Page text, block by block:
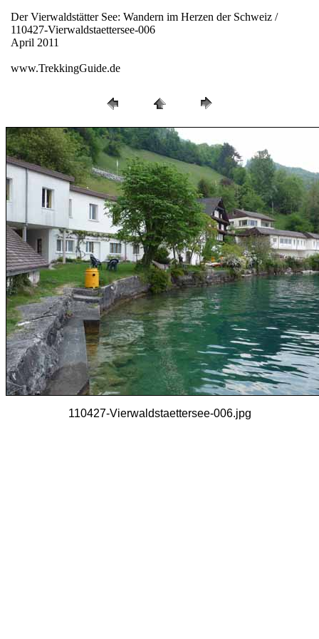
Der Vierwaldstätter See: Wandern im Herzen der Schweiz /
110427-Vierwaldstaettersee-006
April 2011
www.TrekkingGuide.de
110427-Vierwaldstaettersee-006.jpg